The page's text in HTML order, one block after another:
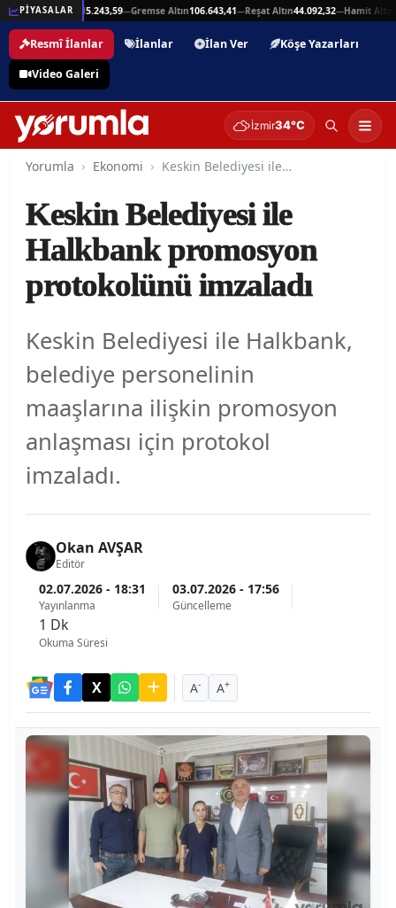
PİYASALAR
—Beşli Altın215.243,59—Gremse Altın106.643,41—Reşat Altın44.092,32—Hamit Altın
Resmî İlanlar İlanlar İlan Ver
Köşe Yazarları
Video Galeri
İzmir34°C
Yorumla Ekonomi Keskin Belediyesi ile Halkbank promosyon protokolünü imzaladı
Keskin Belediyesi ile
Halkbank promosyon
protokolünü imzaladı
Keskin Belediyesi ile Halkbank,
belediye personelinin
maaşlarına ilişkin promosyon
anlaşması için protokol
imzaladı.
Okan AVŞAR
Editör
02.07.2026 - 18:31
Yayınlanma
03.07.2026 - 17:56
Güncelleme
1 Dk
Okuma Süresi
A- A+